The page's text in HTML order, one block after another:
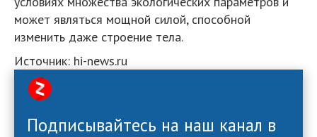
может являться мощной силой, способной
изменить даже строение тела.
Источник: hi-news.ru
Подписывайтесь на наш канал в